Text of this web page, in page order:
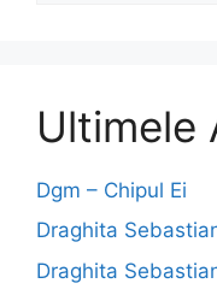
Ultimele
Dgm – Chipul Ei
Draghita
Draghita